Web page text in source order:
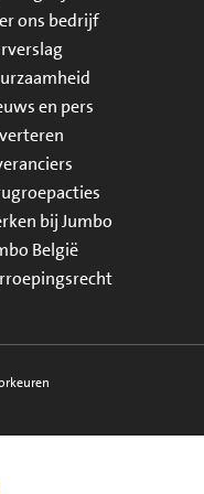
ons bedrijf
en pers
bij Jumbo
België